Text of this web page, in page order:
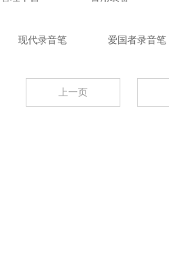
现代录音笔 爱国者录音笔
上一页